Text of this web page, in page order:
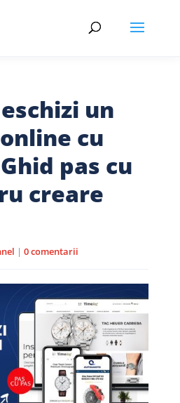
un
cu
pas cu
creare
| 0 comentarii